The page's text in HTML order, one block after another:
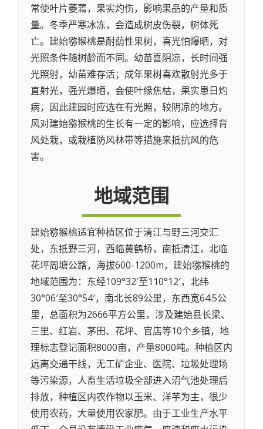
常使叶片萎蔫，果实灼伤，影响果品的产量和质
量。冬季严寒冰冻，会造成树皮伤裂，树体死
亡。建始猕猴桃是耐荫性果树，喜光怕爆晒，对
光照条件随树龄而不同。幼苗喜阴凉，长时间强
光照射，幼苗难存活；成年果树喜欢散射光多于
直射光，强光爆晒，会使叶缘焦枯，果实患日灼
病，因此建园时应选在有光照，较阴凉的地方。
风对建始猕猴桃的生长有一定的影响，应选择背
风处栽，或栽植防风林带等措施来抵抗风的危
害。
地域范围
建始猕猴桃适宜种植区位于清江与野三河交汇
处，东抵野三河，西临黄鹤桥，南抵清江，北临
花坪周塘公路，海拔600-1200m，建始猕猴桃的
地域范围为：东经109°32′至110°12′，北纬
30°06′至30°54′，南北长89公里，东西宽64.5公
里，总面积为2666平方公里，涉及建始县长梁、
三里、红岩、茅田、花坪、官店等10个乡镇，地
理标志登记面积8000亩，产量8000吨。种植区内
远离交通干线，无工矿企业、医院、垃圾处理场
等污染源，人畜生活垃圾全部进入沼气池处理后
排放，种植区内农作物以玉米、洋芋为主，很少
使用农药，大量使用农家肥。由于工业生产水平